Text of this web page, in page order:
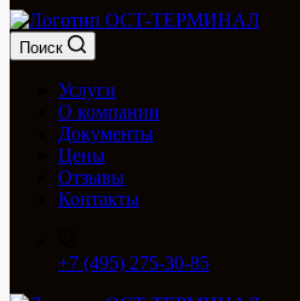
Поиск
Услуги
О компании
Документы
Цены
Отзывы
Контакты
+7 (495) 275-30-85